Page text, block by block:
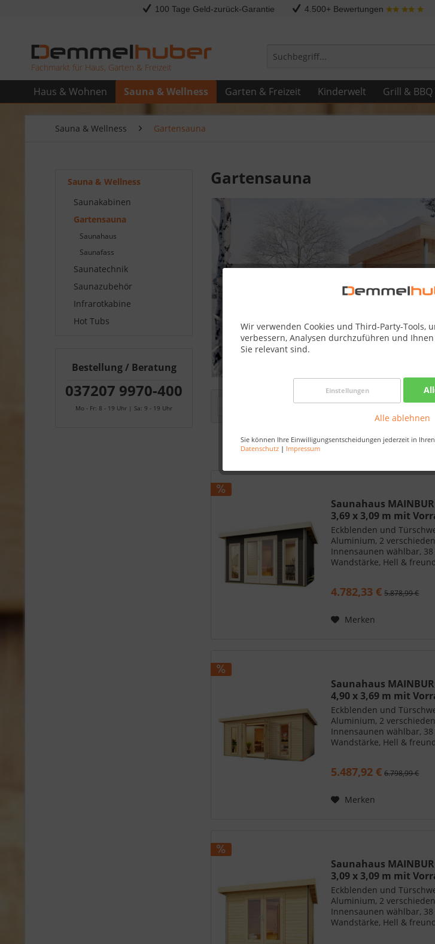
100 Tage Geld-zurück-Garantie 4.500+ Bewertungen
Fachmarkt für Haus, Garten & Freizeit
Haus & Wohnen Sauna & Wellness Garten & Freizeit Kinderwelt Grill & BBQ
Wir verwenden Cookies und Third-Party-Tools,
verbessern, Analysen durchzuführen und
Sie relevant sind.
Einstellungen
Alle ablehnen
Sie können Ihre Einwilligungsentscheidungen jederzeit in
Datenschutz | Impressum
Sauna & Wellness Gartensauna
Sauna & Wellness
Saunakabinen
Gartensauna
Saunahaus
Saunafass
Saunatechnik
Saunazubehör
Infrarotkabine
Hot Tubs
Bestellung / Beratung
037207 9970-400
Mo - Fr: 8 - 19 Uhr | Sa: 9 - 19 Uhr
Gartensauna
Saunahaus
3,69 x 3,09 m mit
Eckblenden und
Aluminium, 2
Innensaunen wählbar,
Wandstärke, Hell &
4.782,33 € 5.878,99 €
Merken
Saunahaus
4,90 x 3,69 m mit
Eckblenden und
Aluminium, 2
Innensaunen wählbar,
Wandstärke, Hell &
5.487,92 € 6.798,99 €
Merken
Saunahaus
3,09 x 3,09 m mit
Eckblenden und
Aluminium, 2
Innensaunen wählbar,
Wandstärke, Hell &